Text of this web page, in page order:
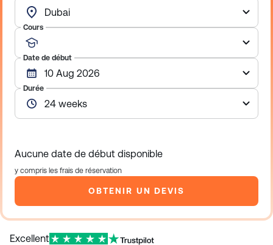
Cours
Date de début
Durée
Aucune date de début disponible
y compris les frais de réservation
OBTENIR UN DEVIS
Excellent